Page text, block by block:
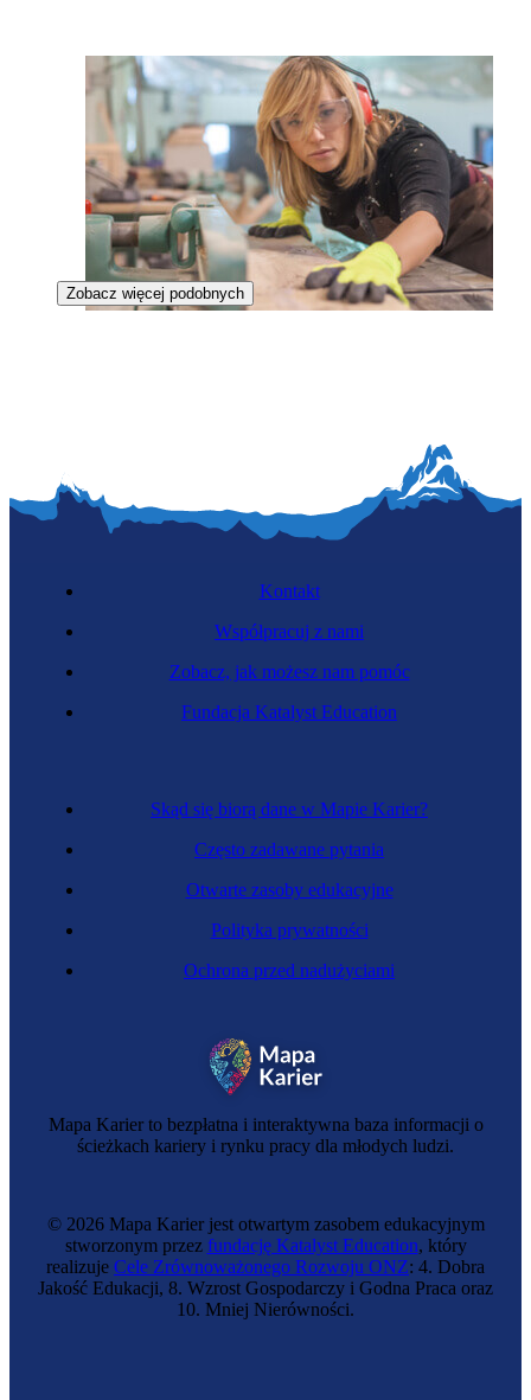
Zobacz więcej podobnych
Mapa Karier to bezpłatna i interaktywna baza informacji o
ścieżkach kariery i rynku pracy dla młodych ludzi.
Skąd się biorą dane w Mapie Karier?
Często zadawane pytania
Otwarte zasoby edukacyjne
Polityka prywatności
Ochrona przed nadużyciami
Kontakt
Współpracuj z nami
Zobacz, jak możesz nam pomóc
Fundacja Katalyst Education
© 2026 Mapa Karier jest otwartym zasobem edukacyjnym
stworzonym przez fundację Katalyst Education, który
realizuje Cele Zrównoważonego Rozwoju ONZ: 4. Dobra
Jakość Edukacji, 8. Wzrost Gospodarczy i Godna Praca oraz
10. Mniej Nierówności.